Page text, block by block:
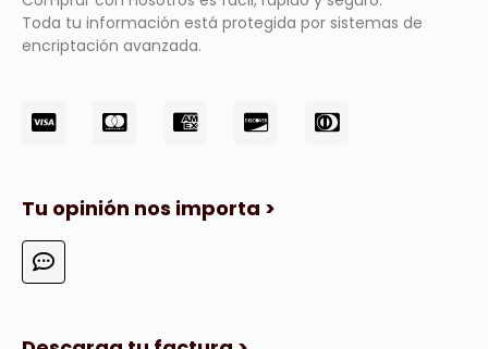
Toda tu información está protegida por sistemas de
encriptación avanzada.
Tu opinión nos importa >